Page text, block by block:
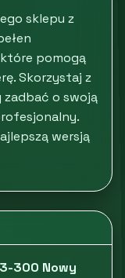
sklepu z
pomogą
Skorzystaj z
zadbać o swoją
wersją
300 Nowy